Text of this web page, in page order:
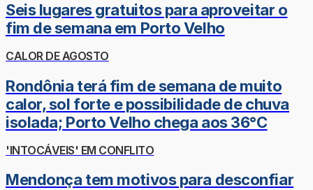
Seis lugares gratuitos para aproveitar o
fim de semana em Porto Velho
CALOR DE AGOSTO
Rondônia terá fim de semana de muito
calor, sol forte e possibilidade de chuva
isolada; Porto Velho chega aos 36°C
'INTOCÁVEIS' EM CONFLITO
Mendonça tem motivos para desconfiar